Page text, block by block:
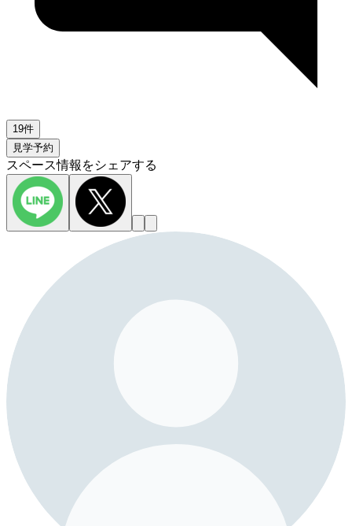
19件
見学予約
スペース情報をシェアする